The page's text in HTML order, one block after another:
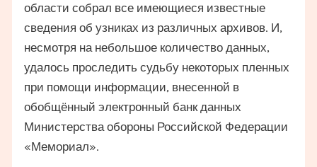
области собрал все имеющиеся известные
сведения об узниках из различных архивов. И,
несмотря на небольшое количество данных,
удалось проследить судьбу некоторых пленных
при помощи информации, внесенной в
обобщённый электронный банк данных
Министерства обороны Российской Федерации
«Мемориал».